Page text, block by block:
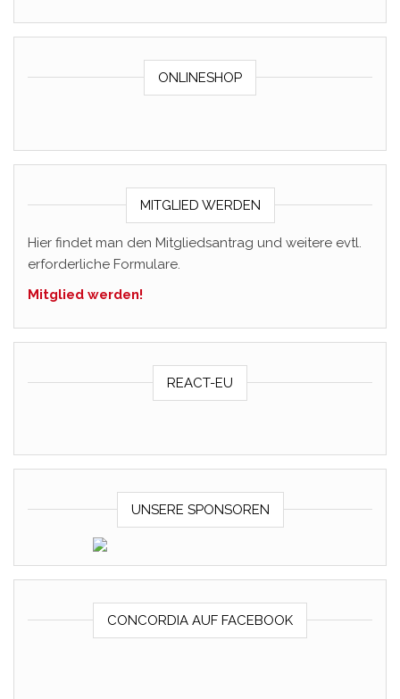
ONLINESHOP
MITGLIED WERDEN
Hier findet man den Mitgliedsantrag und weitere evtl.
erforderliche Formulare.
Mitglied werden!
REACT-EU
UNSERE SPONSOREN
CONCORDIA AUF FACEBOOK